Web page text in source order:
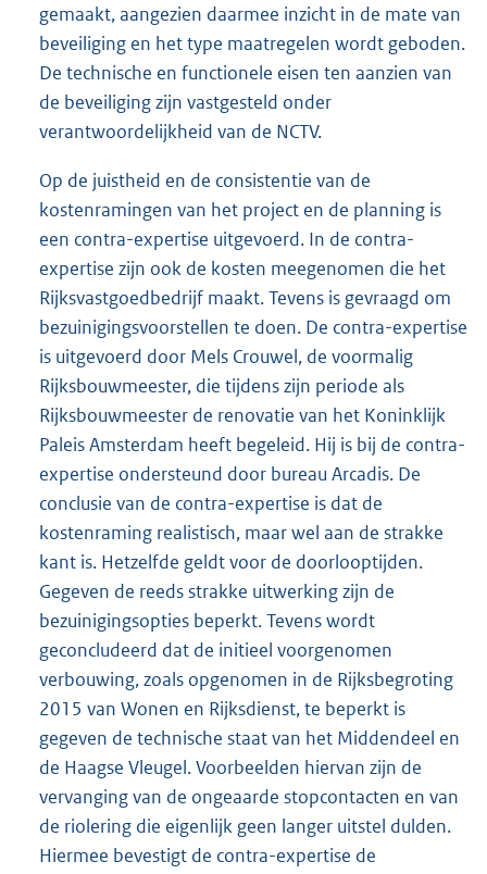
gemaakt, aangezien daarmee inzicht in de mate van
beveiliging en het type maatregelen wordt geboden.
De technische en functionele eisen ten aanzien van
de beveiliging zijn vastgesteld onder
verantwoordelijkheid van de NCTV.
Op de juistheid en de consistentie van de
kostenramingen van het project en de planning is
een contra-expertise uitgevoerd. In de contra-
expertise zijn ook de kosten meegenomen die het
Rijksvastgoedbedrijf maakt. Tevens is gevraagd om
bezuinigingsvoorstellen te doen. De contra-expertise
is uitgevoerd door Mels Crouwel, de voormalig
Rijksbouwmeester, die tijdens zijn periode als
Rijksbouwmeester de renovatie van het Koninklijk
Paleis Amsterdam heeft begeleid. Hij is bij de contra-
expertise ondersteund door bureau Arcadis. De
conclusie van de contra-expertise is dat de
kostenraming realistisch, maar wel aan de strakke
kant is. Hetzelfde geldt voor de doorlooptijden.
Gegeven de reeds strakke uitwerking zijn de
bezuinigingsopties beperkt. Tevens wordt
geconcludeerd dat de initieel voorgenomen
verbouwing, zoals opgenomen in de Rijksbegroting
2015 van Wonen en Rijksdienst, te beperkt is
gegeven de technische staat van het Middendeel en
de Haagse Vleugel. Voorbeelden hiervan zijn de
vervanging van de ongeaarde stopcontacten en van
de riolering die eigenlijk geen langer uitstel dulden.
Hiermee bevestigt de contra-expertise de